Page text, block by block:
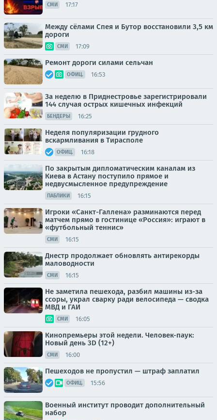
СМИ 17:17
Между сёлами Спея и Бутор восстановили 3,5 км
дороги
СМИ 17:09
Ремонт дороги силами сельчан
ОФИЦ. 16:53
За неделю в Приднестровье зарегистрировали
144 случая острых кишечных инфекций
БЕНДЕРЫ 16:25
Неделя популяризации грудного
вскармливания в Тирасполе
ОФИЦ. 16:18
По закрытым дипломатическим каналам из
Киева в Астану поступило прямое и
недвусмысленное предупреждение
ПАБЛИКИ 16:15
Игроки «Санкт-Галлена» разминаются перед
матчем прямо в гостинице «Россия»: играют в
«футбольный теннис»
СМИ 16:15
Днестр продолжает обновлять антирекорды
маловодности
СМИ 16:15
Не заметила пешехода, разбил машины из-за
ссоры, украл сварку ради велосипеда — сводка
МВД и ГАИ
СМИ 16:05
Кинопремьеры этой недели. Человек-паук:
Новый день 3D (12+)
СМИ 16:00
Пешеходов не пропустил — штраф заплатил
ОФИЦ. 15:56
Военный институт проводит дополнительный
набор